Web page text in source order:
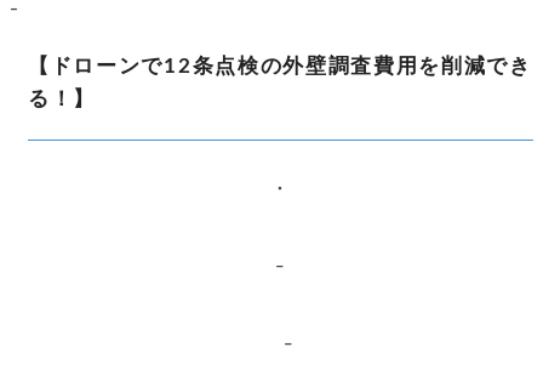
–
【ドローンで12条点検の外壁調査費用を削減でき
る！】
・
–
–